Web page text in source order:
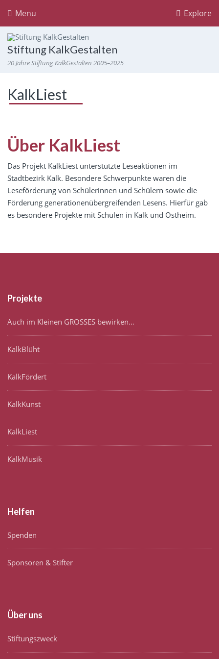
Explore
Menu
Stiftung KalkGestalten
20 Jahre Stiftung KalkGestalten 2005–2025
KalkLiest
Über KalkLiest
Das Projekt KalkLiest unterstützte Leseaktionen im
Stadtbezirk Kalk. Besondere Schwerpunkte waren die
Leseförderung von Schülerinnen und Schülern sowie die
Förderung generationenübergreifenden Lesens. Hierfür gab
es besondere Projekte mit Schulen in Kalk und Ostheim.
Projekte
Auch im Kleinen GROSSES bewirken…
KalkBlüht
KalkFördert
KalkKunst
KalkLiest
KalkMusik
Helfen
Spenden
Sponsoren & Stifter
Über uns
Stiftungszweck